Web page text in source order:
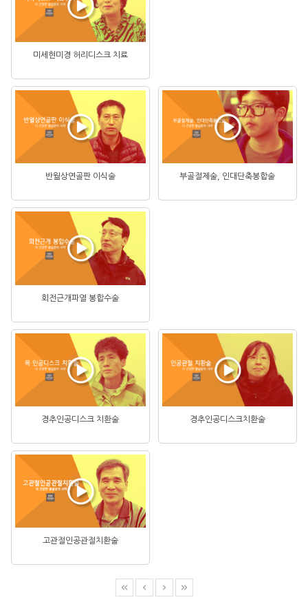
미세현미경 허리디스크 치료
반월상연골판 이식술 부골절제술, 인대단축봉합술
회전근개파열 봉합수술
경추인공디스크 치환술 경추인공디스크치환술
고관절인공관절치환술